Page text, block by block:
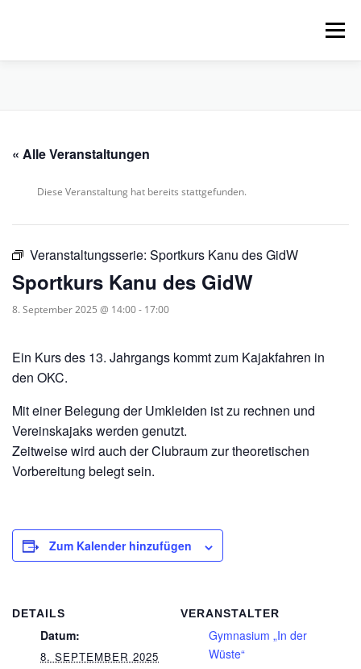
Menü
VERLEIH, TOUREN UND SUP
« Alle Veranstaltungen
Diese Veranstaltung hat bereits stattgefunden.
Veranstaltungsserie: Sportkurs Kanu des GidW
Sportkurs Kanu des GidW
8. September 2025 @ 14:00- 17:00
Ein Kurs des 13. Jahrgangs kommt zum Kajakfahren in
den OKC.
Mit einer Belegung der Umkleiden ist zu rechnen und
Vereinskajaks werden genutzt.
Zeitweise wird auch der Clubraum zur theoretischen
Vorbereitung belegt sein.
Zum Kalender hinzufügen
DETAILS
Datum:
8. SEPTEMBER 2025
VERANSTALTER
Gymnasium „In der
Wüste“